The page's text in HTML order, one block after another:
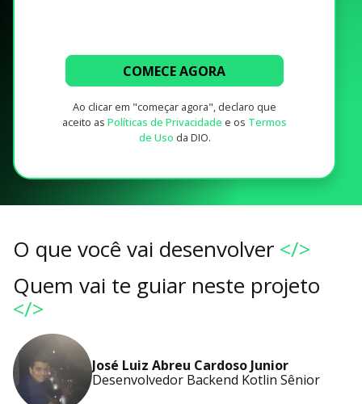
COMECE AGORA
Ao clicar em "começar agora", declaro que
aceito as Políticas de Privacidade e os Termos
de Uso da DIO.
O que você vai desenvolver </>
Quem vai te guiar neste projeto
</>
José Luiz Abreu Cardoso Junior
Desenvolvedor Backend Kotlin Sênior